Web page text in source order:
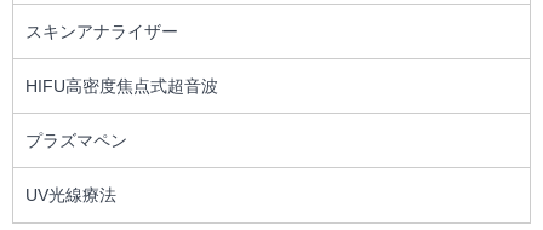
スキンアナライザー
HIFU高密度焦点式超音波
プラズマペン
UV光線療法